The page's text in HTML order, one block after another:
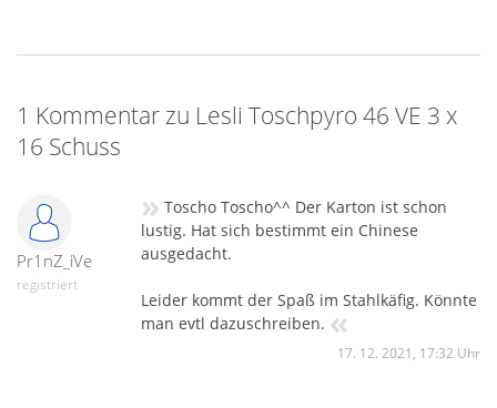
dieses Silvester kaum noch Feuerwerk für Deutschland
hergestellt werden. Es ist tatsächlich allgemein fraglich, wie
man zu Produktonsverhältnissen noch vor Corona
hergestellt wurde. Das alles ist keine Basis für besonders
günstige Preise. Die Hersteller werden an ihrer Bestandsware
preislich festhalten und haben keine Not diese
überdurchschnittlich günstig abzugeben. So ist es uns eine
Freude, einen der wenigen großen Posten erhalten zu haben,
wir sagen „vielen Dank“ Lesli.
1 Kommentar zu Lesli Toschpyro 46 VE 3 x
16 Schuss
Pr1nZ_iVe
registriert
» Toscho Toscho^^ Der Karton ist schon
lustig. Hat sich bestimmt ein Chinese
ausgedacht.
Leider kommt der Spaß im Stahlkäfig. Könnte
man evtl dazuschreiben. «
17. 12. 2021, 17:32 Uhr